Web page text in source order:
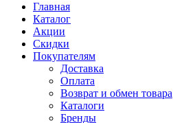
Главная
Каталог
Акции
Скидки
Покупателям
Доставка
Оплата
Возврат и обмен товара
Каталоги
Бренды